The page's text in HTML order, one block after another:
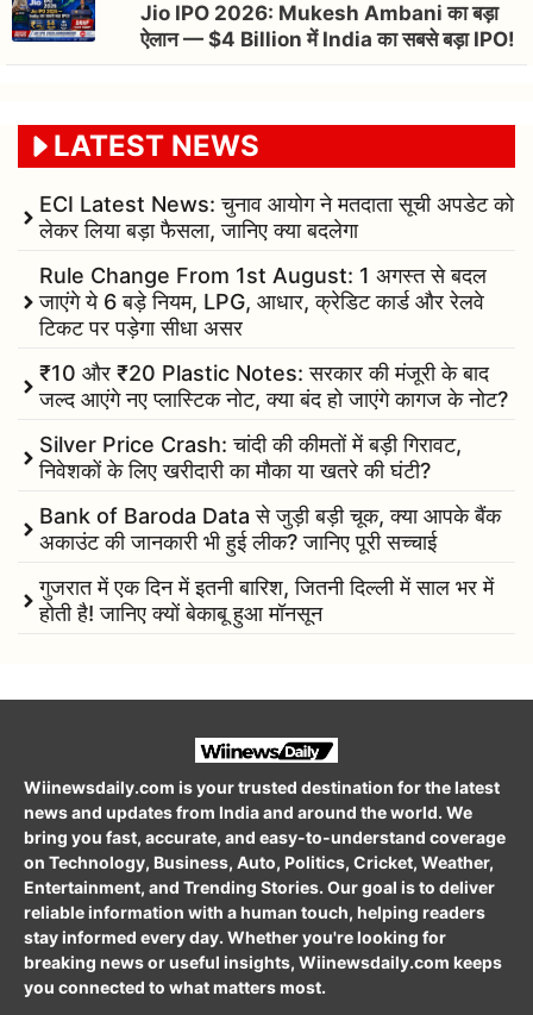
Jio IPO 2026: Mukesh Ambani का बड़ा
ऐलान — $4 Billion में India का सबसे बड़ा IPO!
LATEST NEWS
ECI Latest News: चुनाव आयोग ने मतदाता सूची अपडेट को
लेकर लिया बड़ा फैसला, जानिए क्या बदलेगा
Rule Change From 1st August: 1 अगस्त से बदल
जाएंगे ये 6 बड़े नियम, LPG, आधार, क्रेडिट कार्ड और रेलवे
टिकट पर पड़ेगा सीधा असर
₹10 और ₹20 Plastic Notes: सरकार की मंजूरी के बाद
जल्द आएंगे नए प्लास्टिक नोट, क्या बंद हो जाएंगे कागज के नोट?
Silver Price Crash: चांदी की कीमतों में बड़ी गिरावट,
निवेशकों के लिए खरीदारी का मौका या खतरे की घंटी?
Bank of Baroda Data से जुड़ी बड़ी चूक, क्या आपके बैंक
अकाउंट की जानकारी भी हुई लीक? जानिए पूरी सच्चाई
गुजरात में एक दिन में इतनी बारिश, जितनी दिल्ली में साल भर में
होती है! जानिए क्यों बेकाबू हुआ मॉनसून
Wiinewsdaily.com is your trusted destination for the latest
news and updates from India and around the world. We
bring you fast, accurate, and easy-to-understand coverage
on Technology, Business, Auto, Politics, Cricket, Weather,
Entertainment, and Trending Stories. Our goal is to deliver
reliable information with a human touch, helping readers
stay informed every day. Whether you're looking for
breaking news or useful insights, Wiinewsdaily.com keeps
you connected to what matters most.